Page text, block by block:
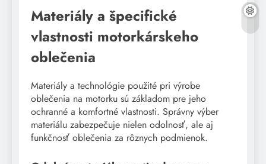
Materiály a špecifické
vlastnosti motorkárskeho
oblečenia
Materiály a technológie použité pri výrobe
oblečenia na motorku sú základom pre jeho
ochranné a komfortné vlastnosti. Správny výber
materiálu zabezpečuje nielen odolnosť, ale aj
funkčnosť oblečenia za rôznych podmienok.